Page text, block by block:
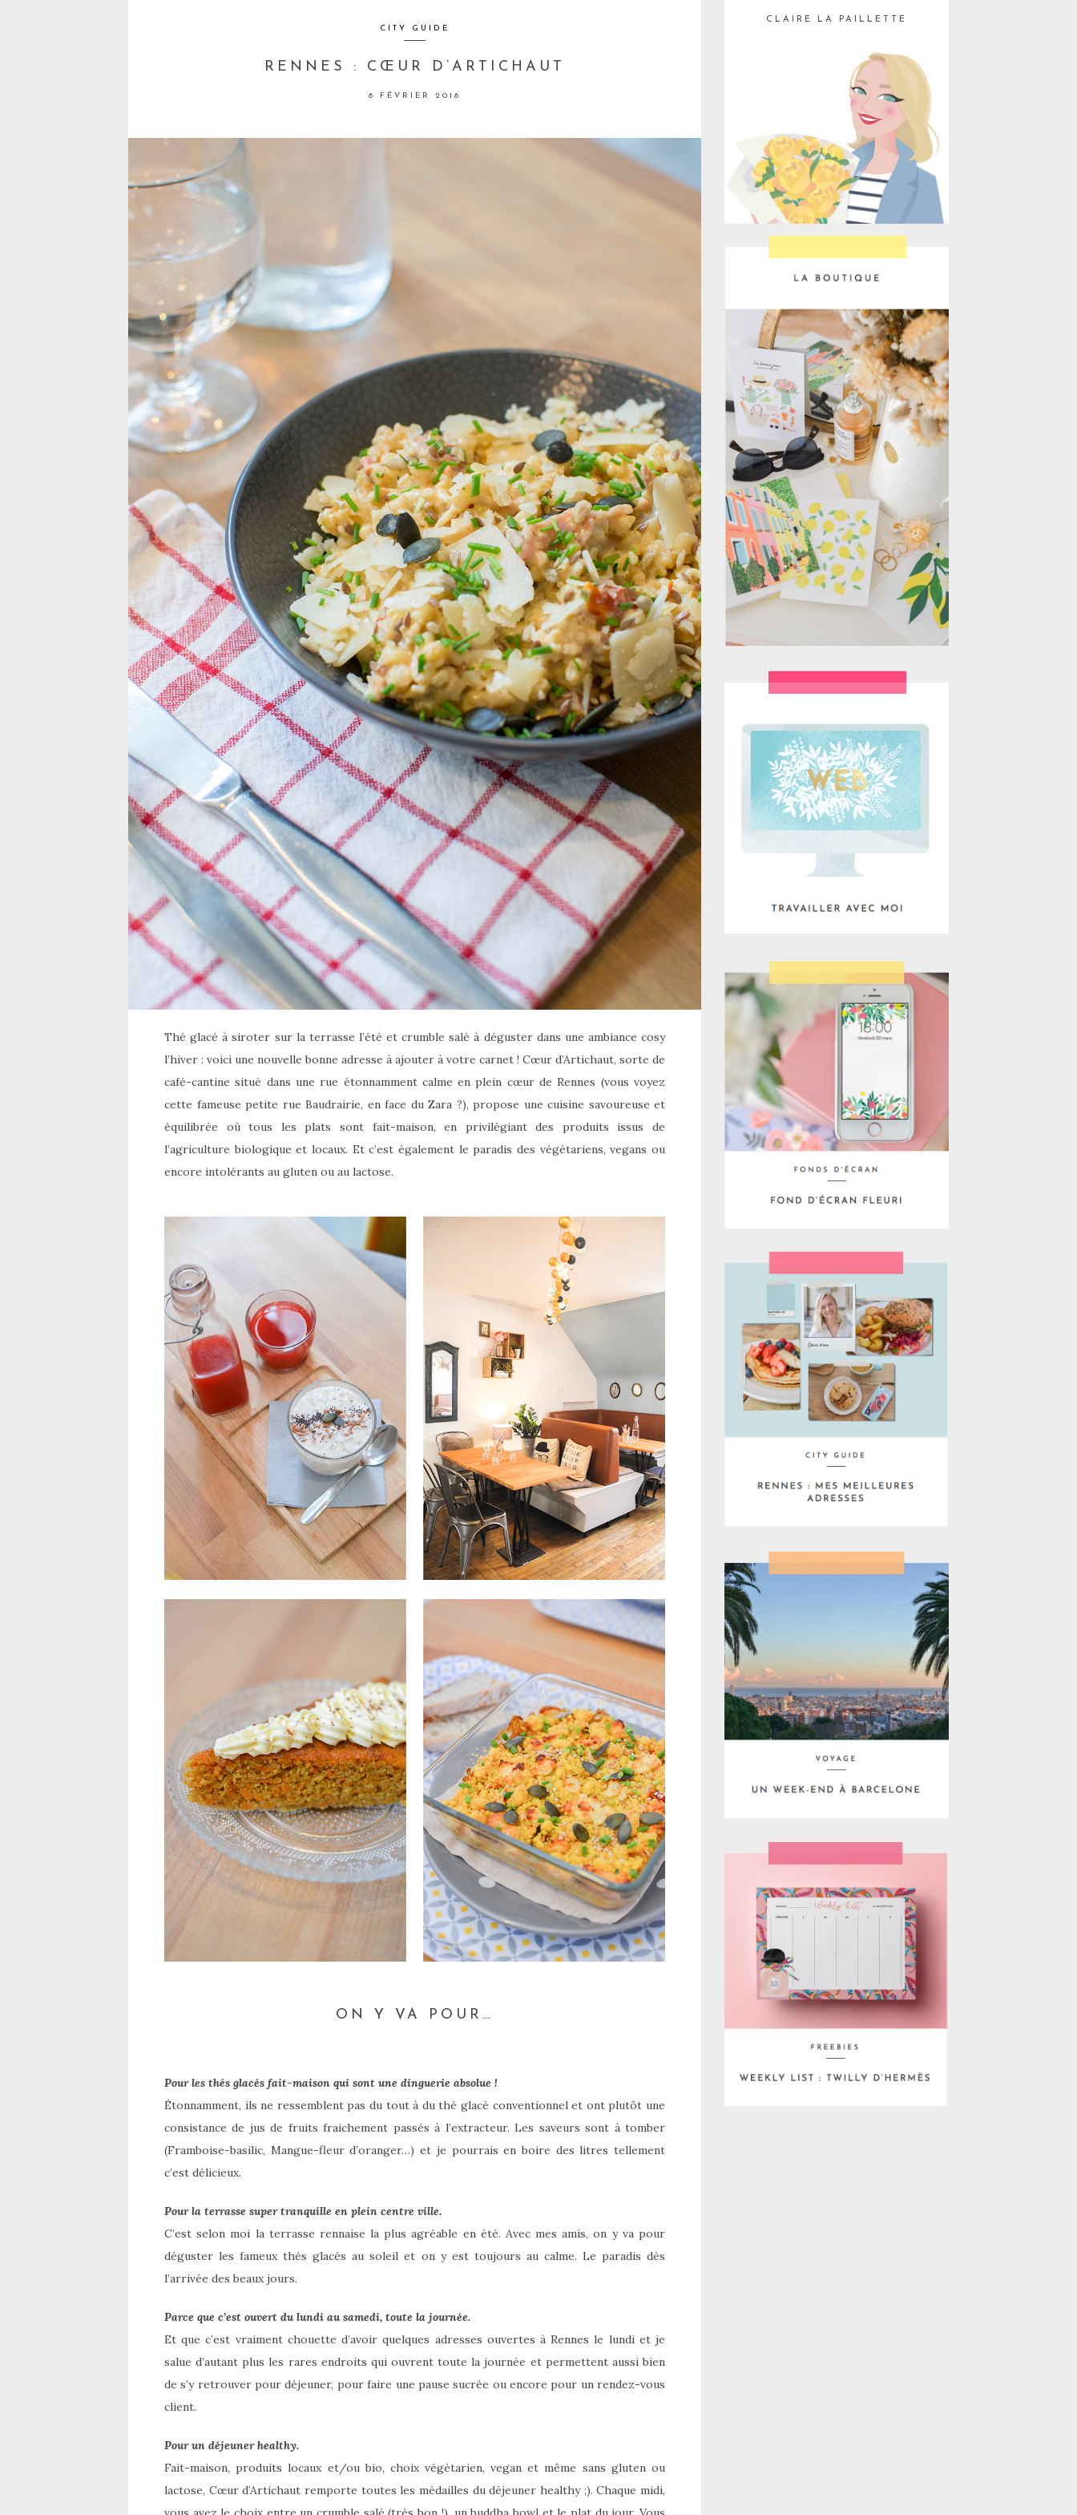
CITY GUIDE
RENNES : CŒUR D’ARTICHAUT
8 FÉVRIER 2018
Thé glacé à siroter sur la terrasse l’été et crumble salé à déguster dans une ambiance cosy
l’hiver : voici une nouvelle bonne adresse à ajouter à votre carnet ! Cœur d’Artichaut, sorte de
café-cantine situé dans une rue étonnamment calme en plein cœur de Rennes (vous voyez
cette fameuse petite rue Baudrairie, en face du Zara ?), propose une cuisine savoureuse et
équilibrée où tous les plats sont fait-maison, en privilégiant des produits issus de
l’agriculture biologique et locaux. Et c’est également le paradis des végétariens, vegans ou
encore intolérants au gluten ou au lactose.
ON Y VA POUR…
Pour les thés glacés fait-maison qui sont une dinguerie absolue !
Étonnamment, ils ne ressemblent pas du tout à du thé glacé conventionnel et ont plutôt une
consistance de jus de fruits fraichement passés à l’extracteur. Les saveurs sont à tomber
(Framboise-basilic, Mangue-fleur d’oranger…) et je pourrais en boire des litres tellement
c’est délicieux.
Pour la terrasse super tranquille en plein centre ville.
C’est selon moi la terrasse rennaise la plus agréable en été. Avec mes amis, on y va pour
déguster les fameux thés glacés au soleil et on y est toujours au calme. Le paradis dès
l’arrivée des beaux jours.
Parce que c’est ouvert du lundi au samedi, toute la journée.
Et que c’est vraiment chouette d’avoir quelques adresses ouvertes à Rennes le lundi et je
salue d’autant plus les rares endroits qui ouvrent toute la journée et permettent aussi bien
de s’y retrouver pour déjeuner, pour faire une pause sucrée ou encore pour un rendez-vous
client.
Pour un déjeuner healthy.
Fait-maison, produits locaux et/ou bio, choix végétarien, vegan et même sans gluten ou
lactose, Cœur d’Artichaut remporte toutes les médailles du déjeuner healthy ;). Chaque midi,
CLAIRE LA PAILLETTE